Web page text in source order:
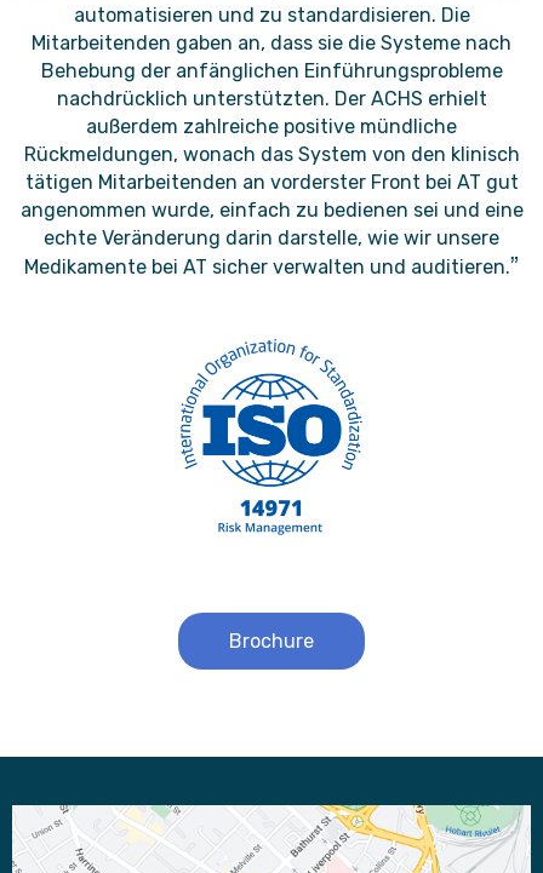
automatisieren und zu standardisieren. Die
Mitarbeitenden gaben an, dass sie die Systeme nach
Behebung der anfänglichen Einführungsprobleme
nachdrücklich unterstützten. Der ACHS erhielt
außerdem zahlreiche positive mündliche
Rückmeldungen, wonach das System von den klinisch
tätigen Mitarbeitenden an vorderster Front bei AT gut
angenommen wurde, einfach zu bedienen sei und eine
echte Veränderung darin darstelle, wie wir unsere
Medikamente bei AT sicher verwalten und auditieren.”
Brochure